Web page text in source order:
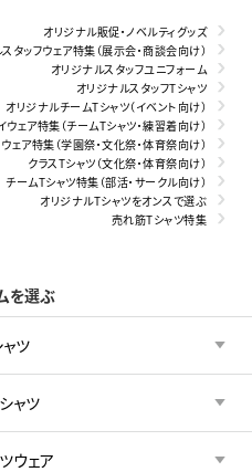
オリジナル販促・ノベルティグッズ
タッフウェア特集（展示会・商談会向け）
オリジナルスタッフユニフォーム
オリジナルスタッフTシャツ
オリジナルチームTシャツ（イベント向け）
ウェア特集（チームTシャツ・練習着向け）
ェア特集（学園祭・文化祭・体育祭向け）
クラスTシャツ（文化祭・体育祭向け）
チームTシャツ特集（部活・サークル向け）
オリジナルTシャツをオンスで選ぶ
売れ筋Tシャツ特集
を選ぶ
ツ
ャツ
ウェア